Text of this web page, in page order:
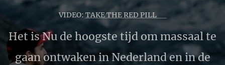
VIDEO: TAKE THE RED PILL 🔴
Het is Nu de hoogste tijd om massaal te
gaan ontwaken in Nederland en in de